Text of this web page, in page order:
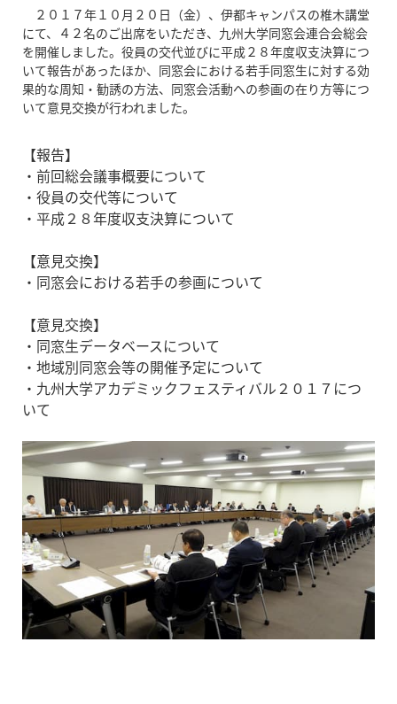
２０１７年１０月２０日（金）、伊都キャンパスの椎木講堂
にて、４２名のご出席をいただき、九州大学同窓会連合会総会
を開催しました。役員の交代並びに平成２８年度収支決算につ
いて報告があったほか、同窓会における若手同窓生に対する効
果的な周知・勧誘の方法、同窓会活動への参画の在り方等につ
いて意見交換が行われました。
【報告】
・前回総会議事概要について
・役員の交代等について
・平成２８年度収支決算について
【意見交換】
・同窓会における若手の参画について
【意見交換】
・同窓生データベースについて
・地域別同窓会等の開催予定について
・九州大学アカデミックフェスティバル２０１７につ
いて